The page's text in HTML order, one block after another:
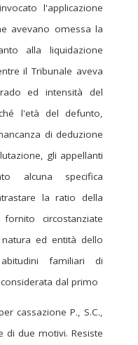
l'applicazione
avevano omessa la
alla liquidazione
il Tribunale aveva
ed intensità del
l'età del defunto,
di deduzione
gli appellanti
alcuna specifica
la ratio della
circostanziate
ed entità dello
familiari di
dal primo
cassazione P., S.C.,
di due motivi. Resiste